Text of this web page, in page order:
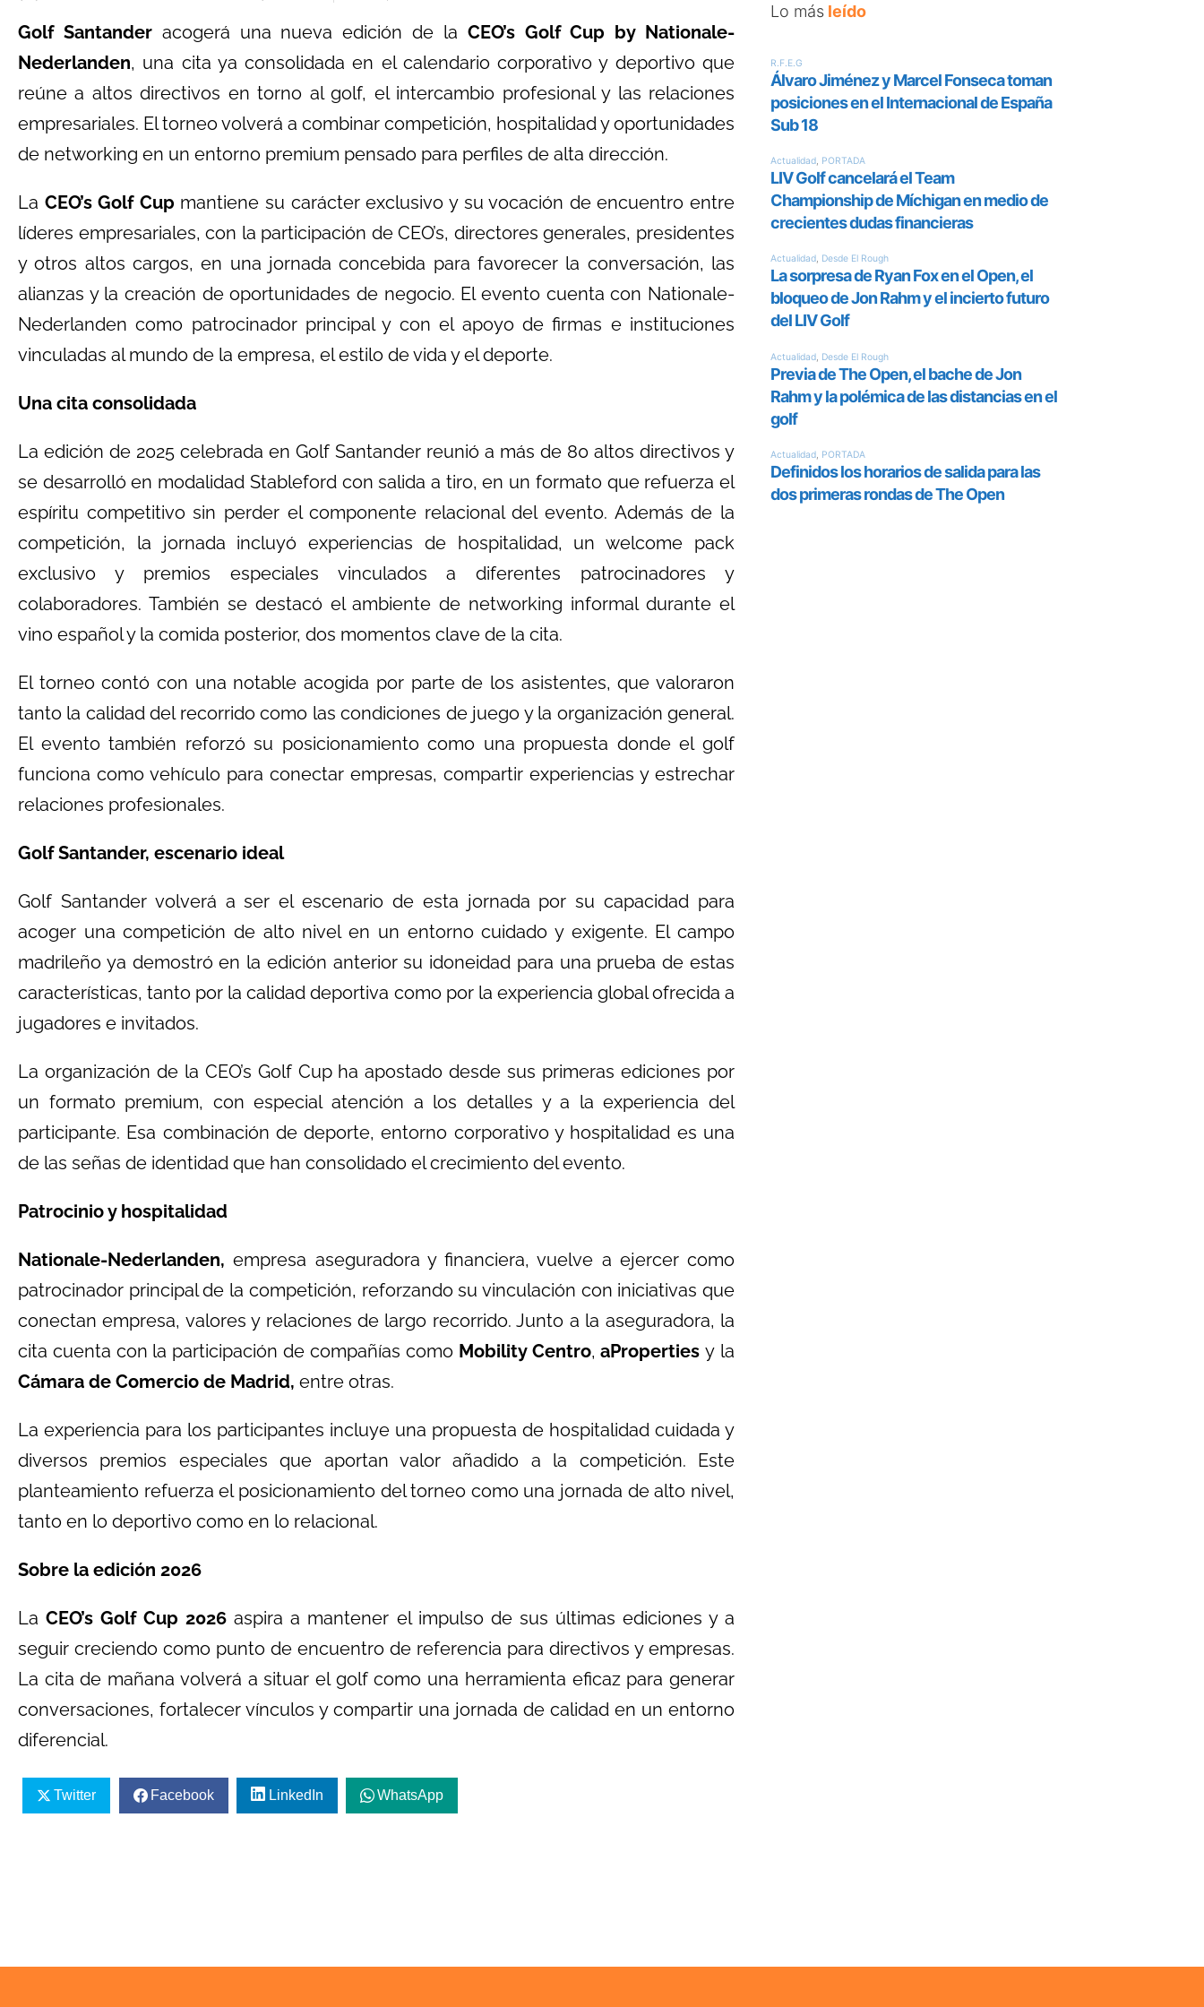
Golf Santanderacogerá una nueva edición de la CEO’s Golf Cup by Nationale-
Nederlanden, una cita ya consolidada en el calendario corporativo y deportivo que
reúne a altos directivos en torno al golf, el intercambio profesional y las relaciones
empresariales. El torneo volverá a combinar competición, hospitalidad y oportunidades
de networking en un entorno premium pensado para perfiles de alta dirección.
La CEO’s Golf Cup mantiene su carácter exclusivo y su vocación de encuentro entre
líderes empresariales, con la participación de CEO’s, directores generales, presidentes
y otros altos cargos, en una jornada concebida para favorecer la conversación, las
alianzas y la creación de oportunidades de negocio. El evento cuenta con Nationale-
Nederlanden como patrocinador principal y con el apoyo de firmas e instituciones
vinculadas al mundo de la empresa, el estilo de vida y el deporte.
Una cita consolidada
La edición de 2025 celebrada en Golf Santander reunió a más de 80 altos directivos y
se desarrolló en modalidad Stableford con salida a tiro, en un formato que refuerza el
espíritu competitivo sin perder el componente relacional del evento. Además de la
competición, la jornada incluyó experiencias de hospitalidad, un welcome pack
exclusivo y premios especiales vinculados a diferentes patrocinadores y
colaboradores. También se destacó el ambiente de networking informal durante el
vino español y la comida posterior, dos momentos clave de la cita.
El torneo contó con una notable acogida por parte de los asistentes, que valoraron
tanto la calidad del recorrido como las condiciones de juego y la organización general.
El evento también reforzó su posicionamiento como una propuesta donde el golf
funciona como vehículo para conectar empresas, compartir experiencias y estrechar
relaciones profesionales.
Golf Santander, escenario ideal
Golf Santander volverá a ser el escenario de esta jornada por su capacidad para
acoger una competición de alto nivel en un entorno cuidado y exigente. El campo
madrileño ya demostró en la edición anterior su idoneidad para una prueba de estas
características, tanto por la calidad deportiva como por la experiencia global ofrecida a
jugadores e invitados.
La organización de la CEO’s Golf Cup ha apostado desde sus primeras ediciones por
un formato premium, con especial atención a los detalles y a la experiencia del
participante. Esa combinación de deporte, entorno corporativo y hospitalidad es una
de las señas de identidad que han consolidado el crecimiento del evento.
Patrocinio y hospitalidad
Nationale-Nederlanden,empresa aseguradora y financiera, vuelve a ejercer como
patrocinador principal de la competición, reforzando su vinculación con iniciativas que
conectan empresa, valores y relaciones de largo recorrido. Junto a la aseguradora, la
cita cuenta con la participación de compañías como Mobility Centro,aPropertiesy la
Cámara de Comercio de Madrid, entre otras.
La experiencia para los participantes incluye una propuesta de hospitalidad cuidada y
diversos premios especiales que aportan valor añadido a la competición. Este
planteamiento refuerza el posicionamiento del torneo como una jornada de alto nivel,
tanto en lo deportivo como en lo relacional.
Sobre la edición 2026
LaCEO’s Golf Cup 2026 aspira a mantener el impulso de sus últimas ediciones y a
seguir creciendo como punto de encuentro de referencia para directivos y empresas.
La cita de mañana volverá a situar el golf como una herramienta eficaz para generar
conversaciones, fortalecer vínculos y compartir una jornada de calidad en un entorno
diferencial.
Twitter Facebook LinkedIn WhatsApp
Lo más leído